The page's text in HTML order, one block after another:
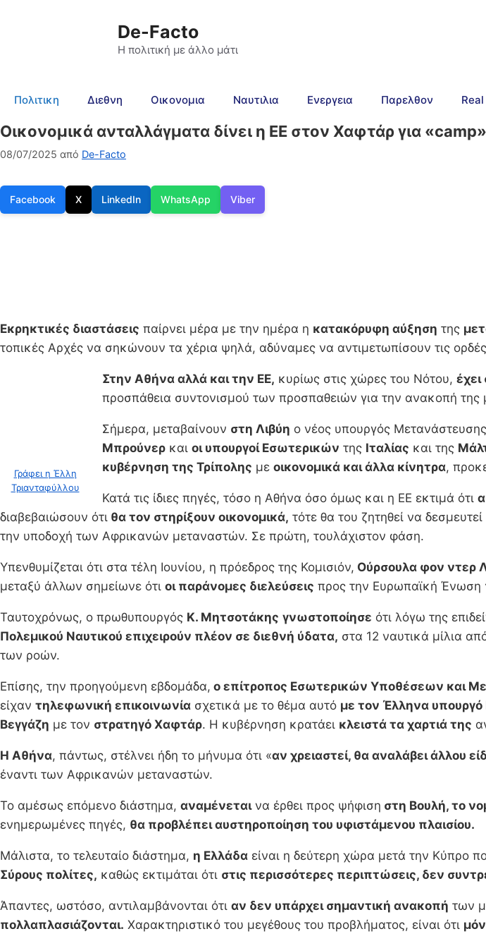
De-Facto
Η πολιτική με άλλο μάτι
Πολιτικη Διεθνη Οικονομια Ναυτιλια Ενεργεια Παρελθον
Οικονομικά ανταλλάγματα δίνει η ΕΕ στον Χαφτάρ για
08/07/2025 από De-Facto
Facebook X LinkedIn WhatsApp Viber
Εκρηκτικές διαστάσεις παίρνει μέρα με την ημέρα η κατακόρυφη αύξηση της
τοπικές Αρχές να σηκώνουν τα χέρια ψηλά, αδύναμες να αντιμετωπίσουν τις
Γράφει η Έλλη
Τριανταφύλλου
Στην Αθήνα αλλά και την ΕΕ, κυρίως στις χώρες του Νότου,
προσπάθεια συντονισμού των προσπαθειών για την ανακοπή
Σήμερα, μεταβαίνουν στη Λιβύη ο νέος υπουργός
Μπρούνερ και οι υπουργοί Εσωτερικών της Ιταλίας και της
κυβέρνηση της Τρίπολης με οικονομικά και άλλα κίνητρα,
Κατά τις ίδιες πηγές, τόσο η Αθήνα όσο όμως και η ΕΕ εκτιμά ότι
διαβεβαιώσουν ότι θα τον στηρίξουν οικονομικά, τότε θα του ζητηθεί να
την υποδοχή των Αφρικανών μεταναστών. Σε πρώτη, τουλάχιστον φάση.
Υπενθυμίζεται ότι στα τέλη Ιουνίου, η πρόεδρος της Κομισιόν, Ούρσουλα φον ντερ
μεταξύ άλλων σημείωνε ότι οι παράνομες διελεύσεις προς την Ευρωπαϊκή Ένωση
Ταυτοχρόνως, ο πρωθυπουργός Κ. Μητσοτάκης γνωστοποίησε ότι λόγω της
Πολεμικού Ναυτικού επιχειρούν πλέον σε διεθνή ύδατα, στα 12 ναυτικά μίλια
των ροών.
Επίσης, την προηγούμενη εβδομάδα, ο επίτροπος Εσωτερικών Υποθέσεων και
είχαν τηλεφωνική επικοινωνία σχετικά με το θέμα αυτό με τον Έλληνα
Βεγγάζη με τον στρατηγό Χαφτάρ. Η κυβέρνηση κρατάει κλειστά τα χαρτιά της
Η Αθήνα, πάντως, στέλνει ήδη το μήνυμα ότι «αν χρειαστεί, θα αναλάβει άλλου
έναντι των Αφρικανών μεταναστών.
Το αμέσως επόμενο διάστημα, αναμένεταινα έρθει προς ψήφιση στη Βουλή, το
ενημερωμένες πηγές, θα προβλέπει αυστηροποίηση του υφιστάμενου πλαισίου.
Μάλιστα, το τελευταίο διάστημα, η Ελλάδα είναι η δεύτερη χώρα μετά την Κύπρο
Σύρους πολίτες, καθώς εκτιμάται ότι στις περισσότερες περιπτώσεις, δεν
Άπαντες, ωστόσο, αντιλαμβάνονται ότι αν δεν υπάρχει σημαντική ανακοπή των
πολλαπλασιάζονται. Χαρακτηριστικό του μεγέθους του προβλήματος, είναι ότι